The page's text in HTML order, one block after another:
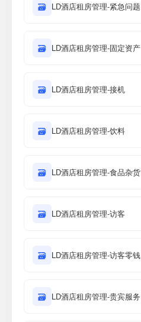
🗃 LD酒店租房管理-紧急问题
🗃 LD酒店租房管理-固定资产
🗃 LD酒店租房管理-接机
🗃 LD酒店租房管理-饮料
🗃 LD酒店租房管理-食品杂货
🗃 LD酒店租房管理-访客
🗃 LD酒店租房管理-访客零钱
🗃 LD酒店租房管理-贵宾服务